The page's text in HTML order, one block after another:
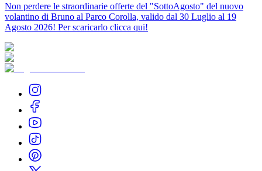
Non perdere le straordinarie offerte del "SottoAgosto" del nuovo
volantino di Bruno al Parco Corolla, valido dal 30 Luglio al 19
Agosto 2026! Per scaricarlo clicca qui!